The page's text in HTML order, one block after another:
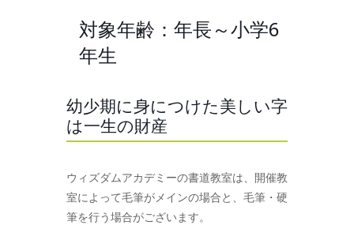
対象年齢：年長～小学6
年生
幼少期に身につけた美しい字
は一生の財産
ウィズダムアカデミーの書道教室は、開催教
室によって毛筆がメインの場合と、毛筆・硬
筆を行う場合がございます。